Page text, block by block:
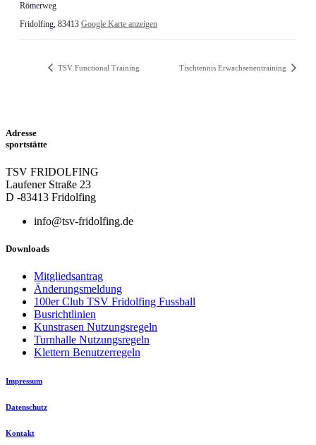
Römerweg
Fridolfing, 83413 Google Karte anzeigen
TSV Functional Training Tischtennis Erwachsenentraining
Adresse
sportstätte
TSV FRIDOLFING
Laufener Straße 23
D -83413 Fridolfing
info@tsv-fridolfing.de
Downloads
Mitgliedsantrag
Änderungsmeldung
100er Club TSV Fridolfing Fussball
Busrichtlinien
Kunstrasen Nutzungsregeln
Turnhalle Nutzungsregeln
Klettern Benutzerregeln
Impressum
Datenschutz
Kontakt